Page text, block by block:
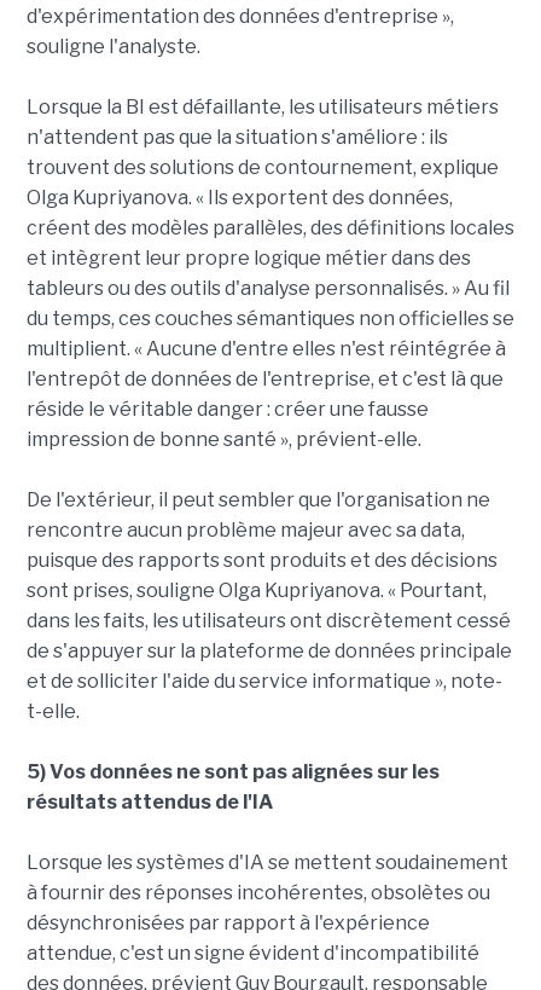
d'expérimentation des données d'entreprise »,
souligne l'analyste.
Lorsque la BI est défaillante, les utilisateurs métiers
n'attendent pas que la situation s'améliore : ils
trouvent des solutions de contournement, explique
Olga Kupriyanova. « Ils exportent des données,
créent des modèles parallèles, des définitions locales
et intègrent leur propre logique métier dans des
tableurs ou des outils d'analyse personnalisés. » Au fil
du temps, ces couches sémantiques non officielles se
multiplient. « Aucune d'entre elles n'est réintégrée à
l'entrepôt de données de l'entreprise, et c'est là que
réside le véritable danger : créer une fausse
impression de bonne santé », prévient-elle.
De l'extérieur, il peut sembler que l'organisation ne
rencontre aucun problème majeur avec sa data,
puisque des rapports sont produits et des décisions
sont prises, souligne Olga Kupriyanova. « Pourtant,
dans les faits, les utilisateurs ont discrètement cessé
de s'appuyer sur la plateforme de données principale
et de solliciter l'aide du service informatique », note-
t-elle.
5) Vos données ne sont pas alignées sur les
résultats attendus de l'IA
Lorsque les systèmes d'IA se mettent soudainement
à fournir des réponses incohérentes, obsolètes ou
désynchronisées par rapport à l'expérience
attendue, c'est un signe évident d'incompatibilité
des données, prévient Guy Bourgault, responsable